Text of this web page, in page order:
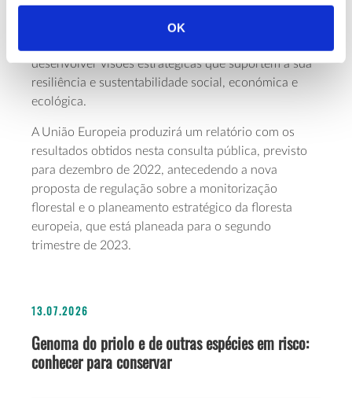
OK
e pretende recolher ideias e sugestões que
contribuam para apoiar o conhecimento sobre o
desenvolver visões estratégicas que suportem a sua
resiliência e sustentabilidade social, económica e
ecológica.
A União Europeia produzirá um relatório com os
resultados obtidos nesta consulta pública, previsto
para dezembro de 2022, antecedendo a nova
proposta de regulação sobre a monitorização
florestal e o planeamento estratégico da floresta
europeia, que está planeada para o segundo
trimestre de 2023.
13.07.2026
Genoma do priolo e de outras espécies em risco:
conhecer para conservar